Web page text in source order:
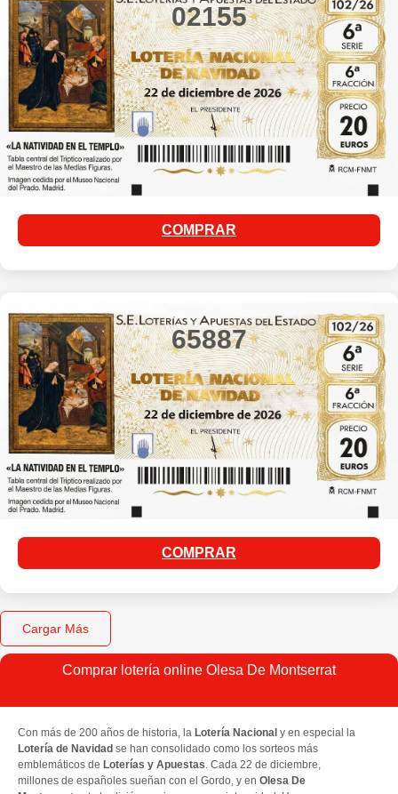
02155
COMPRAR
65887
COMPRAR
Cargar Más
Comprar lotería online Olesa De Montserrat
Con más de 200 años de historia, la Lotería Nacional y en especial la
Lotería de Navidad se han consolidado como los sorteos más
emblemáticos de Loterías y Apuestas. Cada 22 de diciembre,
millones de españoles sueñan con el Gordo, y en Olesa De